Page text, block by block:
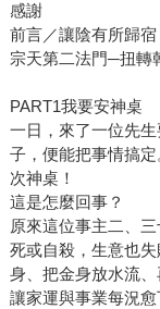
感謝
前言／讓陰有所歸
宗天第二法門─扭轉
PART1我要安神桌
一日，來了一位先
子，便能把事情搞
次神桌！
這是怎麼回事？
原來這位事主二、
死或自殺，生意也
身、把金身放水流
讓家運與事業每況愈